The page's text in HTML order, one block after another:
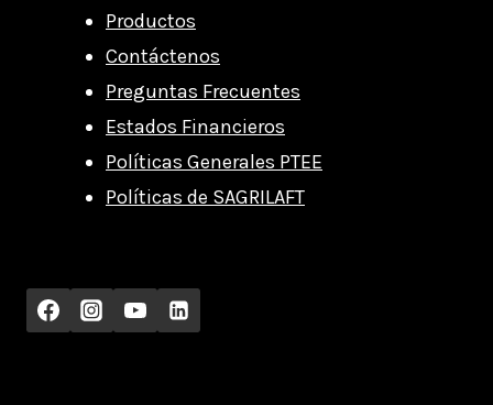
Productos
Contáctenos
Preguntas Frecuentes
Estados Financieros
Políticas Generales PTEE
Políticas de SAGRILAFT